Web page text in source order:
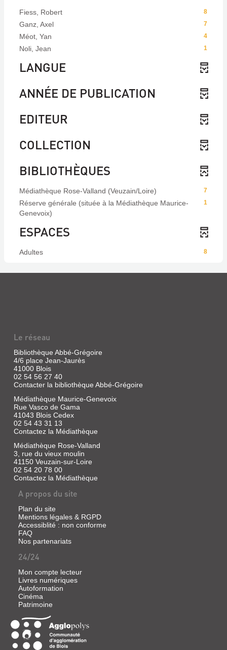
8
Fiess, Robert
7
Ganz, Axel
4
Méot, Yan
1
Noli, Jean
LANGUE
ANNÉE DE PUBLICATION
EDITEUR
COLLECTION
BIBLIOTHÈQUES
7
Médiathèque Rose-Valland (Veuzain/Loire)
1
Réserve générale (située à la Médiathèque Maurice-
Genevoix)
ESPACES
8
Adultes
Le réseau
Bibliothèque Abbé-Grégoire
4/6 place Jean-Jaurès
41000 Blois
02 54 56 27 40
Contacter la bibliothèque Abbé-Grégoire
Médiathèque Maurice-Genevoix
Rue Vasco de Gama
41043 Blois Cedex
02 54 43 31 13
Contactez la Médiathèque
Médiathèque Rose-Valland
3, rue du vieux moulin
41150 Veuzain-sur-Loire
02 54 20 78 00
Contactez la Médiathèque
A propos du site
Plan du site
Mentions légales & RGPD
Accessiblité : non conforme
FAQ
Nos partenariats
24/24
Mon compte lecteur
Livres numériques
Autoformation
Cinéma
Patrimoine